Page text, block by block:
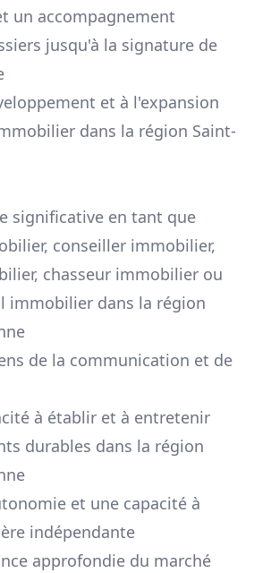
un accompagnement
jusqu'à la signature de
et à l'expansion
dans la région Saint-
significative en tant que
conseiller immobilier,
chasseur immobilier ou
immobilier dans la région
de la communication et de
à établir et à entretenir
durables dans la région
et une capacité à
indépendante
approfondie du marché